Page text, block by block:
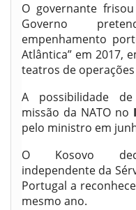
O governante
Governo
empenhamento
Atlântica” em 2017,
teatros de
A possibilidade
missão da NATO no
pelo ministro em
O Kosovo
independente da
Portugal a
mesmo ano.